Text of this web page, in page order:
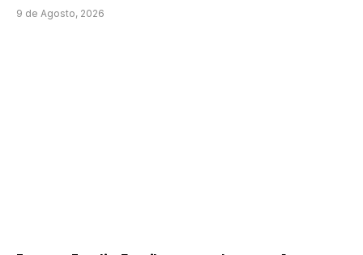
9 de Agosto, 2026